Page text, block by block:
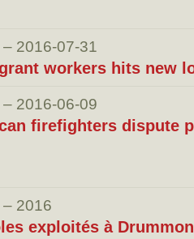
2016-07-31
workers hits new
2016-06-09
firefighters dispute
2016
exploités à